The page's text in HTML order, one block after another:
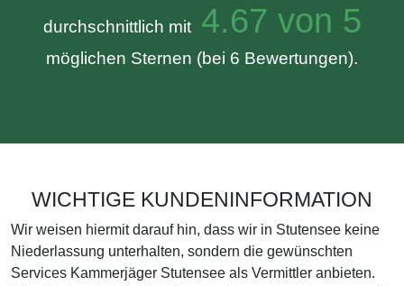
durchschnittlich mit4.67 von 5
möglichen Sternen (bei 6 Bewertungen).
WICHTIGE KUNDENINFORMATION
Wir weisen hiermit darauf hin, dass wir in Stutensee keine
Niederlassung unterhalten, sondern die gewünschten
Services Kammerjäger Stutensee als Vermittler anbieten.